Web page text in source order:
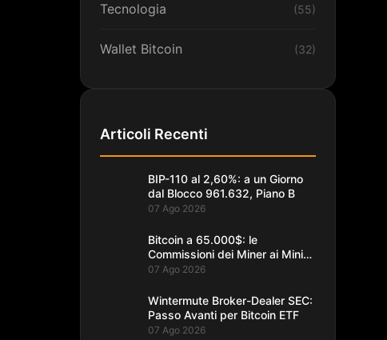
Tecnologia (55)
Wallet Bitcoin (32)
Articoli Recenti
BIP-110 al 2,60%: a un Giorno
dal Blocco 961.632, Piano B
07 Ago 2026
Bitcoin a 65.000$: le
Commissioni dei Miner ai Minimi
da un Decennio
07 Ago 2026
Wintermute Broker-Dealer SEC:
Passo Avanti per Bitcoin ETF
07 Ago 2026